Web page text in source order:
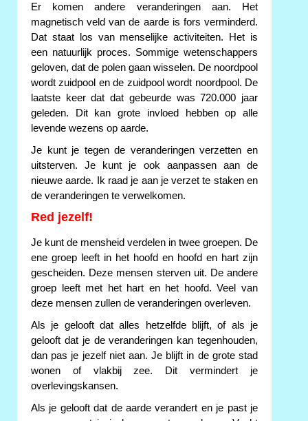
Er komen andere veranderingen aan. Het
magnetisch veld van de aarde is fors verminderd.
Dat staat los van menselijke activiteiten. Het is
een natuurlijk proces. Sommige wetenschappers
geloven, dat de polen gaan wisselen. De noordpool
wordt zuidpool en de zuidpool wordt noordpool. De
laatste keer dat dat gebeurde was 720.000 jaar
geleden. Dit kan grote invloed hebben op alle
levende wezens op aarde.
Je kunt je tegen de veranderingen verzetten en
uitsterven. Je kunt je ook aanpassen aan de
nieuwe aarde. Ik raad je aan je verzet te staken en
de veranderingen te verwelkomen.
Red jezelf!
Je kunt de mensheid verdelen in twee groepen. De
ene groep leeft in het hoofd en hoofd en hart zijn
gescheiden. Deze mensen sterven uit. De andere
groep leeft met het hart en het hoofd. Veel van
deze mensen zullen de veranderingen overleven.
Als je gelooft dat alles hetzelfde blijft, of als je
gelooft dat je de veranderingen kan tegenhouden,
dan pas je jezelf niet aan. Je blijft in de grote stad
wonen of vlakbij zee. Dit vermindert je
overlevingskansen.
Als je gelooft dat de aarde verandert en je past je